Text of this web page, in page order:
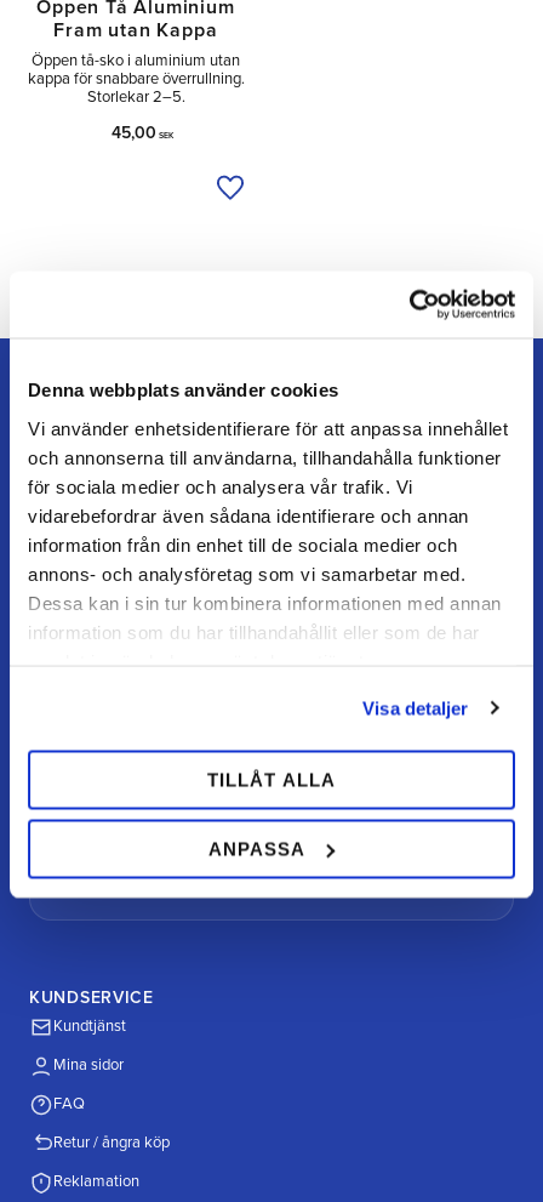
Denna webbplats använder cookies
Vi använder enhetsidentifierare för att anpassa innehållet
och annonserna till användarna, tillhandahålla funktioner
för sociala medier och analysera vår trafik. Vi
vidarebefordrar även sådana identifierare och annan
information från din enhet till de sociala medier och
annons- och analysföretag som vi samarbetar med.
Dessa kan i sin tur kombinera informationen med annan
information som du har tillhandahållit eller som de har
Visa detaljer
TILLÅT ALLA
ANPASSA
Öppen Tå Aluminium
Fram utan Kappa
Öppen tå-sko i aluminium utan
kappa för snabbare överrullning.
Storlekar 2–5.
45,00 SEK
Lägg till i önskelista
TEAM ALUTORP
Din hovslageributik online med stort lager, snabb
leverans och personlig service.
Kontakt
kundtjanst@teamalutorp.se
Måndag–torsdag: 07–16
Fredag / dag före helgdag: 07–15
KUNDSERVICE
Kundtjänst
Mina sidor
FAQ
Retur / ångra köp
Reklamation